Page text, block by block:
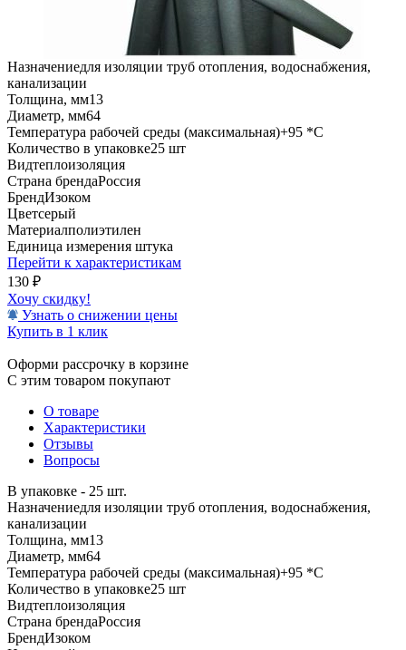
Назначениедля изоляции труб отопления, водоснабжения,
канализации
Толщина, мм13
Диаметр, мм64
Температура рабочей среды (максимальная)+95 *C
Количество в упаковке25 шт
Видтеплоизоляция
Страна брендаРоссия
БрендИзоком
Цветсерый
Материалполиэтилен
Единица измерения штука
Перейти к характеристикам
130 ₽
Хочу скидку!
Узнать о снижении цены
Купить в 1 клик
Оформи рассрочку в корзине
С этим товаром покупают
О товаре
Характеристики
Отзывы
Вопросы
В упаковке - 25 шт.
Назначениедля изоляции труб отопления, водоснабжения,
канализации
Толщина, мм13
Диаметр, мм64
Температура рабочей среды (максимальная)+95 *C
Количество в упаковке25 шт
Видтеплоизоляция
Страна брендаРоссия
БрендИзоком